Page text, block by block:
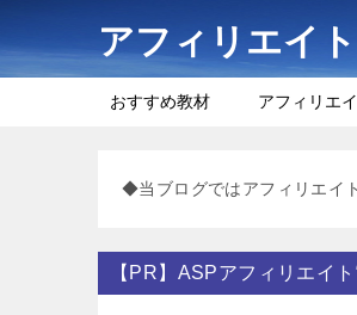
アフィリエイ
おすすめ教材 アフィリエ
◆当ブログではアフィリエイ
【PR】ASPアフィリエイト